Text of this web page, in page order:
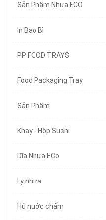
Sản Phẩm Nhựa ECO
In Bao Bì
PP FOOD TRAYS
Food Packaging Tray
Sản Phẩm
Khay - Hộp Sushi
Dĩa Nhựa ECo
Ly nhựa
Hủ nước chấm